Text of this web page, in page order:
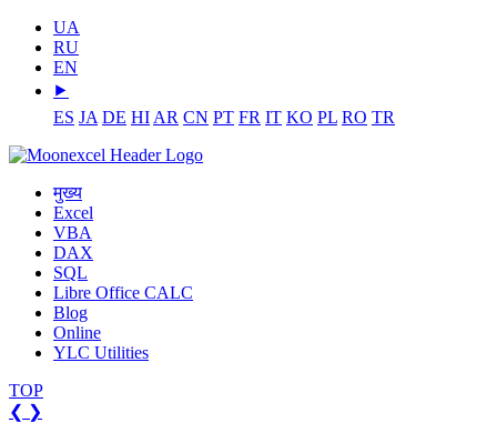
UA
RU
EN
⯈
ES JA DE HI AR CN PT FR IT KO PL RO TR
मुख्य
Excel
VBA
DAX
SQL
Libre Office CALC
Blog
Online
YLC Utilities
TOP
❮ ❯